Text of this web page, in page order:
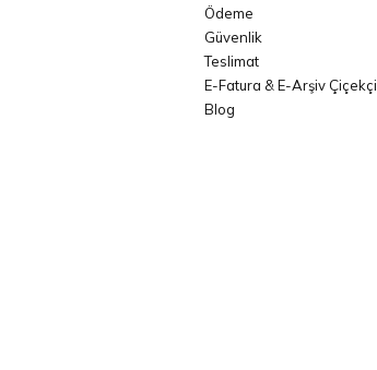
Ödeme
Güvenlik
Teslimat
E-Fatura & E-Arşiv Çiçekçi
Blog